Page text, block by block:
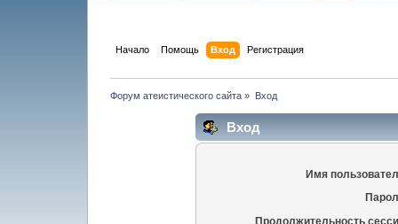
Начало Помощь Вход Регистрация
Форум атеистического сайта » Вход
Вход
Имя
Продолжительность